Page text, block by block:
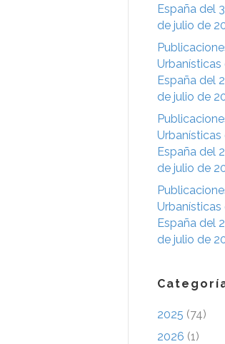
España del
de julio de
Urbanísticas
España del
de julio de
Urbanísticas
España del
de julio de
Urbanísticas
España del
de julio de
2025 (74)
2026 (1)